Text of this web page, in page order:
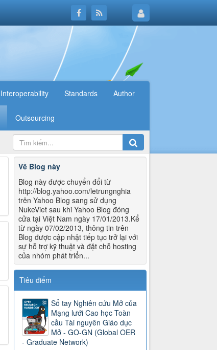
Interoperability Standards Author
Outsourcing
Về Blog này
Blog này được chuyển đổi từ
http://blog.yahoo.com/letrungnghia
trên Yahoo Blog sang sử dụng
NukeViet sau khi Yahoo Blog đóng
cửa tại Việt Nam ngày 17/01/2013.Kể
từ ngày 07/02/2013, thông tin trên
Blog được cập nhật tiếp tục trở lại với
sự hỗ trợ kỹ thuật và đặt chỗ hosting
của nhóm phát triển...
Tiêu điểm
Sổ tay Nghiên cứu Mở của
Mạng lưới Cao học Toàn
cầu Tài nguyên Giáo dục
Mở - GO-GN (Global OER
- Graduate Network)